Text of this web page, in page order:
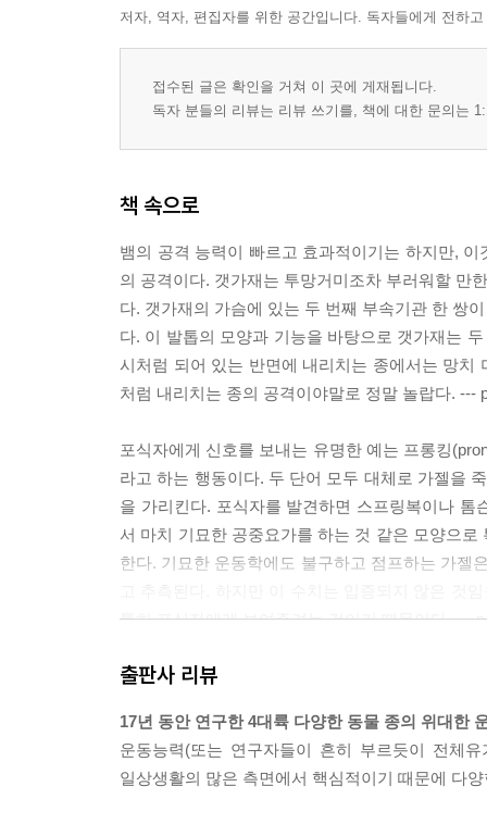
저자, 역자, 편집자를 위한 공간입니다. 독자들에게 전하
접수된 글은 확인을 거쳐 이 곳에 게재됩니다.
독자 분들의 리뷰는 리뷰 쓰기를, 책에 대한 문의는
책 속으로
뱀의 공격 능력이 빠르고 효과적이기는 하지만,
의 공격이다. 갯가재는 투망거미조차 부러워할 만
다. 갯가재의 가슴에 있는 두 번째 부속기관 한 쌍
다. 이 발톱의 모양과 기능을 바탕으로 갯가재는
시처럼 되어 있는 반면에 내리치는 종에서는 망치
처럼 내리치는 종의 공격이야말로 정말 놀랍다. ---
포식자에게 신호를 보내는 유명한 예는 프롱킹
라고 하는 행동이다. 두 단어 모두 대체로 가젤을
을 가리킨다. 포식자를 발견하면 스프링복이나
서 마치 기묘한 공중요가를 하는 것 같은 모양으
한다. 기묘한 운동학에도 불구하고 점프하는 가젤
특히 포식자에게 보여주려는 것이기 때문이다. ---
농게는 수컷의 집게발을 사용해 시각적 신호를
만 큰 집게발은 특별하다. 우세한 집게발 쪽이 몸
크기와 모양, 색깔의 집게발을 갖는다. 농게는 신
슷한 동작(fiddle)을 하는 방식 때문에 그런 이름
출판사 리뷰
17년 동안 연구한 4대륙 다양한 동물 종의 위대한
운동능력(또는 연구자들이 흔히 부르듯이 전체
일상생활의 많은 측면에서 핵심적이기 때문에 다